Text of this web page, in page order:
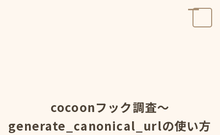
cocoonフック調査～
generate_canonical_urlの使い方